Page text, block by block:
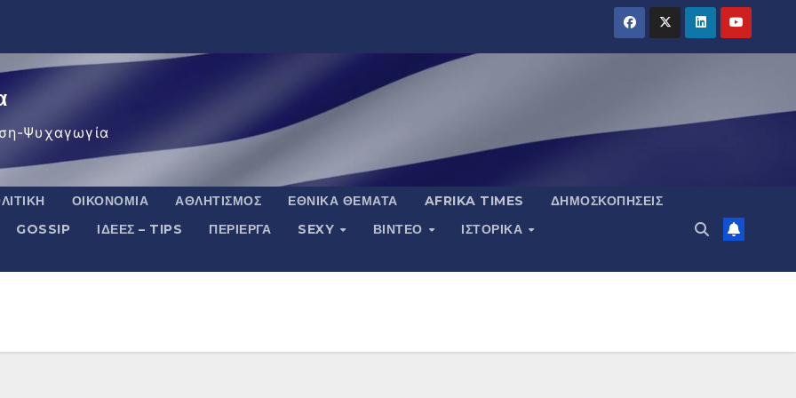
Ψυχαγωγία
ΟΙΚΟΝΟΜΊΑ ΑΘΛΗΤΙΣΜΌΣ ΕΘΝΙΚΆ ΘΈΜΑΤΑ AFRIKA TIMES
ΔΗΜΟΣΚΟΠΉΣΕΙΣ
GOSSIP ΙΔΈΕΣ – TIPS ΠΕΡΊΕΡΓΑ SEXY ΒΙΝΤΕΟ
ΙΣΤΟΡΙΚΆ